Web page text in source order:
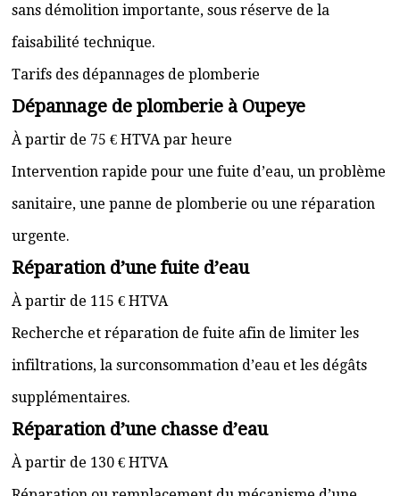
sans démolition importante, sous réserve de la
faisabilité technique.
Tarifs des dépannages de plomberie
Dépannage de plomberie à Oupeye
À partir de 75 € HTVA par heure
Intervention rapide pour une fuite d’eau, un problème
sanitaire, une panne de plomberie ou une réparation
urgente.
Réparation d’une fuite d’eau
À partir de 115 € HTVA
Recherche et réparation de fuite afin de limiter les
infiltrations, la surconsommation d’eau et les dégâts
supplémentaires.
Réparation d’une chasse d’eau
À partir de 130 € HTVA